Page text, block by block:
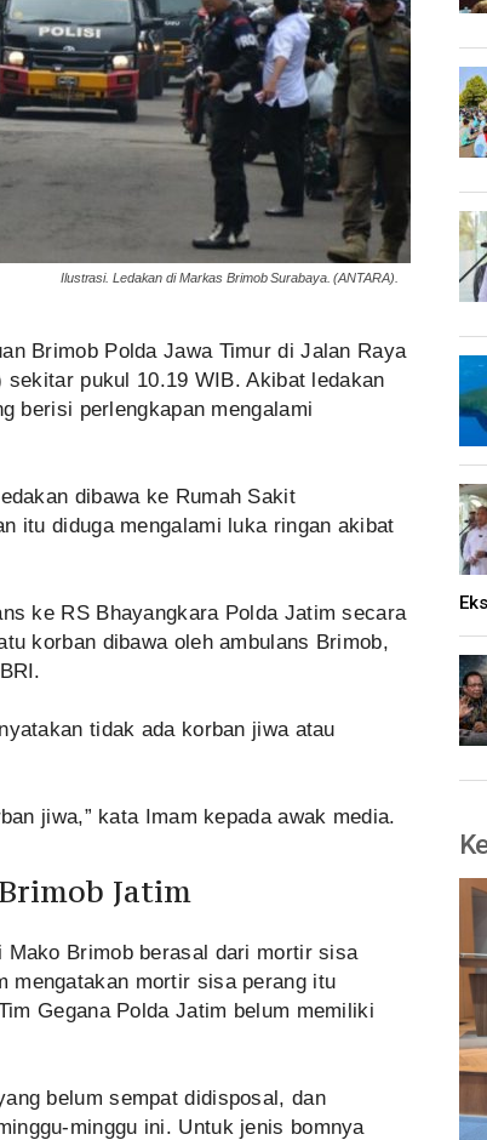
Ilustrasi. Ledakan di Markas Brimob Surabaya. (ANTARA).
Brimob Polda Jawa Timur di Jalan Raya
pukul 10.19 WIB. Akibat ledakan
berisi perlengkapan mengalami
dibawa ke Rumah Sakit
itu diduga mengalami luka ringan akibat
ke RS Bhayangkara Polda Jatim secara
korban dibawa oleh ambulans Brimob,
tidak ada korban jiwa atau
jiwa,” kata Imam kepada awak media.
Jatim
Mako Brimob berasal dari mortir sisa
mengatakan mortir sisa perang itu
Gegana Polda Jatim belum memiliki
belum sempat didisposal, dan
minggu ini. Untuk jenis bomnya